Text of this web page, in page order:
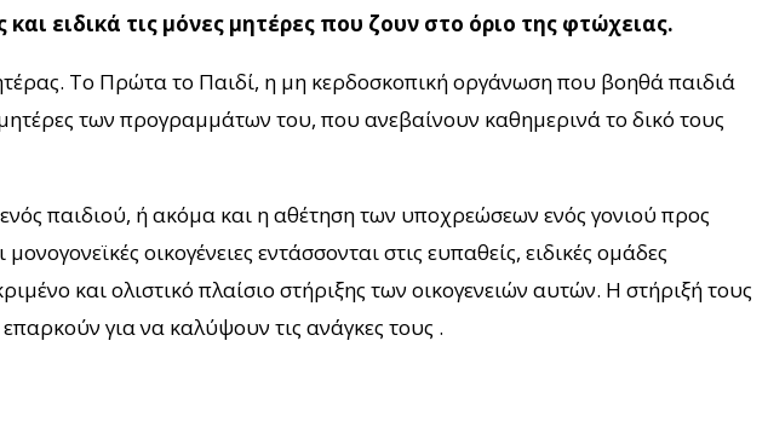
ειδικά τις μόνες μητέρες που ζουν στο όριο της φτώχειας.
Το Πρώτα το Παιδί, η μη κερδοσκοπική οργάνωση που βοηθά παιδιά
των προγραμμάτων του, που ανεβαίνουν καθημερινά το δικό τους
παιδιού, ή ακόμα και η αθέτηση των υποχρεώσεων ενός γονιού προς
οικογένειες εντάσσονται στις ευπαθείς, ειδικές ομάδες
και ολιστικό πλαίσιο στήριξης των οικογενειών αυτών. Η στήριξή τους
για να καλύψουν τις ανάγκες τους .